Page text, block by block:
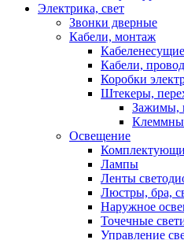
Электрика, свет
Звонки дверные
Кабели, монтаж
Кабели,
Коробки
Штекеры,
Зажимы,
Освещение
Лампы
Ленты
Люстры, бра,
Наружное
Точечные
Управление